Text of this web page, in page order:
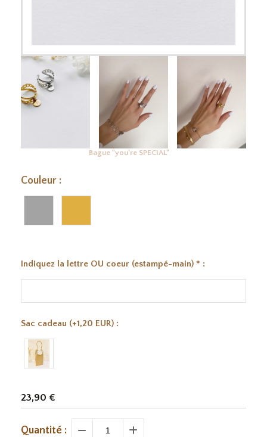
Bague "you're SPECIAL"
Couleur :
Indiquez la lettre OU coeur (estampé-main) * :
Sac cadeau (+1,20 EUR) :
23,90 €
Quantité :